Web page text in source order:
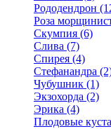
Рододендрон
Роза
Скумпия (6)
Слива (7)
Спирея (4)
Стефанандра
Чубушник (1)
Экзохорда (2)
Эрика (4)
Плодовые